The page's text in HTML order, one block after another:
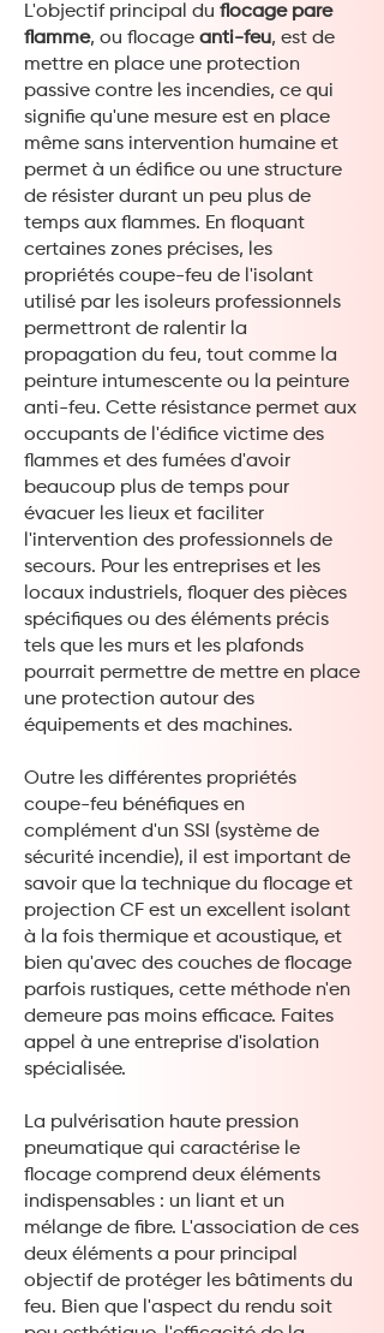
L'objectif principal du flocage pare
flamme, ou flocage anti-feu, est de
mettre en place une protection
passive contre les incendies, ce qui
signifie qu'une mesure est en place
même sans intervention humaine et
permet à un édifice ou une structure
de résister durant un peu plus de
temps aux flammes. En floquant
certaines zones précises, les
propriétés coupe-feu de l'isolant
utilisé par les isoleurs professionnels
permettront de ralentir la
propagation du feu, tout comme la
peinture intumescente ou la peinture
anti-feu. Cette résistance permet aux
occupants de l'édifice victime des
flammes et des fumées d'avoir
beaucoup plus de temps pour
évacuer les lieux et faciliter
l'intervention des professionnels de
secours. Pour les entreprises et les
locaux industriels, floquer des pièces
spécifiques ou des éléments précis
tels que les murs et les plafonds
pourrait permettre de mettre en place
une protection autour des
équipements et des machines.
Outre les différentes propriétés
coupe-feu bénéfiques en
complément d'un SSI (système de
sécurité incendie), il est important de
savoir que la technique du flocage et
projection CF est un excellent isolant
à la fois thermique et acoustique, et
bien qu'avec des couches de flocage
parfois rustiques, cette méthode n'en
demeure pas moins efficace. Faites
appel à une entreprise d'isolation
spécialisée.
La pulvérisation haute pression
pneumatique qui caractérise le
flocage comprend deux éléments
indispensables : un liant et un
mélange de fibre. L'association de ces
deux éléments a pour principal
objectif de protéger les bâtiments du
feu. Bien que l'aspect du rendu soit